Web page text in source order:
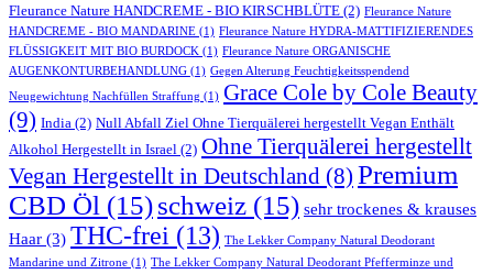
Fleurance Nature HANDCREME - BIO KIRSCHBLÜTE (2) Fleurance Nature
HANDCREME - BIO MANDARINE (1) Fleurance Nature HYDRA-MATTIFIZIERENDES
FLÜSSIGKEIT MIT BIO BURDOCK (1) Fleurance Nature ORGANISCHE
AUGENKONTURBEHANDLUNG (1) Gegen Alterung Feuchtigkeitsspendend
Neugewichtung Nachfüllen Straffung (1) Grace Cole by Cole Beauty
(9) India (2) Null Abfall Ziel Ohne Tierquälerei hergestellt Vegan Enthält
Alkohol Hergestellt in Israel (2) Ohne Tierquälerei hergestellt
Vegan Hergestellt in Deutschland (8) Premium
CBD Öl (15)schweiz (15) sehr trockenes & krauses
Haar (3) THC-frei (13) The Lekker Company Natural Deodorant
Mandarine und Zitrone (1) The Lekker Company Natural Deodorant Pfefferminze und